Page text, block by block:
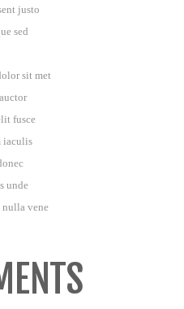
justo
sed
sit met
fusce
iaculis
unde
nulla vene